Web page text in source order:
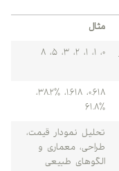
مثال
۰، ۱، ۱، ۲، ۳، ۵، ۸
۰.۶۱۸، ۱.۶۱۸، ۳۸.۲٪،
۶۱.۸٪
تحلیل نمودار قیمت،
طراحی، معماری و
الگوهای طبیعی